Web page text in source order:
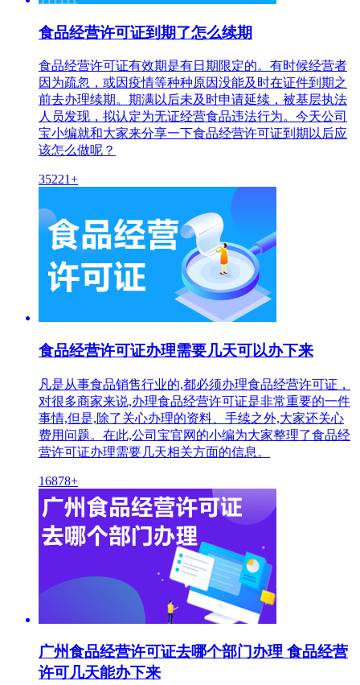
食品经营许可证到期了怎么续期
食品经营许可证有效期是有日期限定的。有时候经营者
因为疏忽，或因疫情等种种原因没能及时在证件到期之
前去办理续期。期满以后未及时申请延续，被基层执法
人员发现，拟认定为无证经营食品违法行为。今天公司
宝小编就和大家来分享一下食品经营许可证到期以后应
该怎么做呢？
35221+
食品经营许可证办理需要几天可以办下来
凡是从事食品销售行业的,都必须办理食品经营许可证，
对很多商家来说,办理食品经营许可证是非常重要的一件
事情,但是,除了关心办理的资料、手续之外,大家还关心
费用问题。在此,公司宝官网的小编为大家整理了食品经
营许可证办理需要几天相关方面的信息。
16878+
广州食品经营许可证去哪个部门办理 食品经营
许可几天能办下来